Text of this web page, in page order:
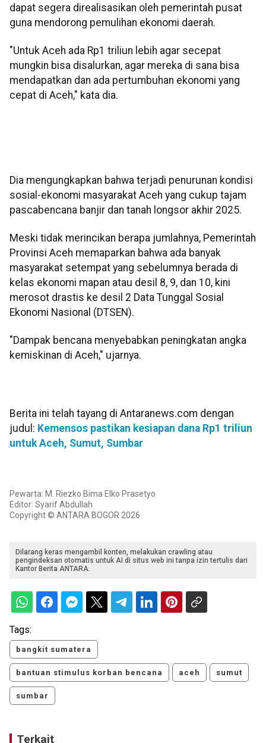
dapat segera direalisasikan oleh pemerintah pusat
guna mendorong pemulihan ekonomi daerah.
"Untuk Aceh ada Rp1 triliun lebih agar secepat
mungkin bisa disalurkan, agar mereka di sana bisa
mendapatkan dan ada pertumbuhan ekonomi yang
cepat di Aceh," kata dia.
Dia mengungkapkan bahwa terjadi penurunan kondisi
sosial-ekonomi masyarakat Aceh yang cukup tajam
pascabencana banjir dan tanah longsor akhir 2025.
Meski tidak merincikan berapa jumlahnya, Pemerintah
Provinsi Aceh memaparkan bahwa ada banyak
masyarakat setempat yang sebelumnya berada di
kelas ekonomi mapan atau desil 8, 9, dan 10, kini
merosot drastis ke desil 2 Data Tunggal Sosial
Ekonomi Nasional (DTSEN).
"Dampak bencana menyebabkan peningkatan angka
kemiskinan di Aceh," ujarnya.
Berita ini telah tayang di Antaranews.com dengan
judul: Kemensos pastikan kesiapan dana Rp1 triliun
untuk Aceh, Sumut, Sumbar
Pewarta: M. Riezko Bima Elko Prasetyo
Editor: Syarif Abdullah
Copyright © ANTARA BOGOR 2026
Dilarang keras mengambil konten, melakukan crawling atau
pengindeksan otomatis untuk AI di situs web ini tanpa izin tertulis dari
Kantor Berita ANTARA.
Tags:
bangkit sumatera
bantuan stimulus korban bencana aceh sumut
sumbar
Terkait